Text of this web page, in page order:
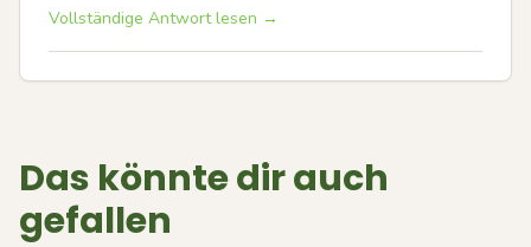
Vollständige Antwort lesen →
Das könnte dir auch
gefallen